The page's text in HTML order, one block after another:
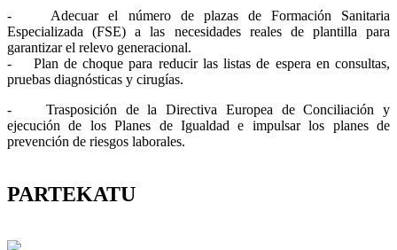
- Adecuar el número de plazas de Formación Sanitaria
Especializada (FSE) a las necesidades reales de plantilla para
garantizar el relevo generacional.
- Plan de choque para reducir las listas de espera en consultas,
pruebas diagnósticas y cirugías.
- Trasposición de la Directiva Europea de Conciliación y
ejecución de los Planes de Igualdad e impulsar los planes de
prevención de riesgos laborales.
PARTEKATU